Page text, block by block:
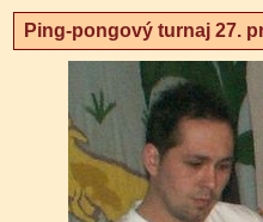
Ping-pongový turnaj 27.